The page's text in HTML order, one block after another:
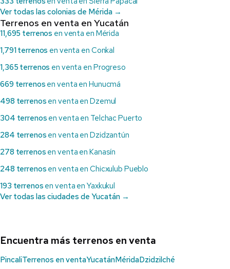
Ver todas las colonias de Mérida →
Terrenos en venta en Yucatán
11,695 terrenos en venta en Mérida
1,791 terrenos en venta en Conkal
1,365 terrenos en venta en Progreso
669 terrenos en venta en Hunucmá
498 terrenos en venta en Dzemul
304 terrenos en venta en Telchac Puerto
284 terrenos en venta en Dzidzantún
278 terrenos en venta en Kanasín
248 terrenos en venta en Chicxulub Pueblo
193 terrenos en venta en Yaxkukul
Ver todas las ciudades de Yucatán →
Encuentra más terrenos en venta
PincaliTerrenos en ventaYucatánMéridaDzidzilché